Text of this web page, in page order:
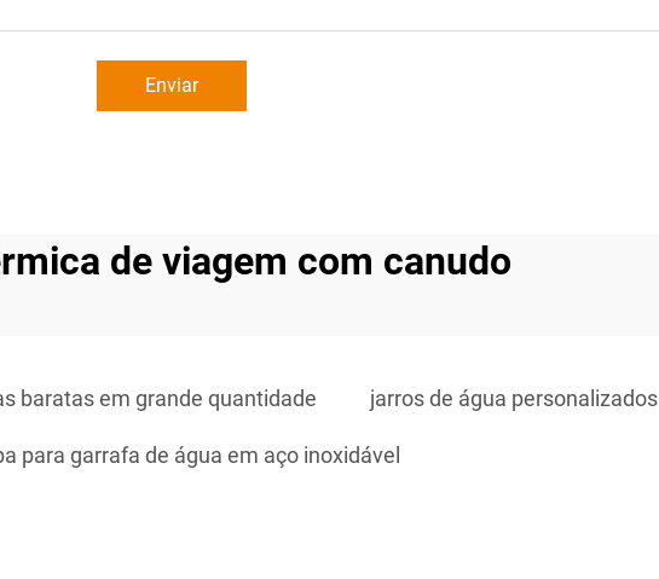
Enviar
de viagem com canudo
baratas em grande quantidade jarros de água personalizados
para garrafa de água em aço inoxidável